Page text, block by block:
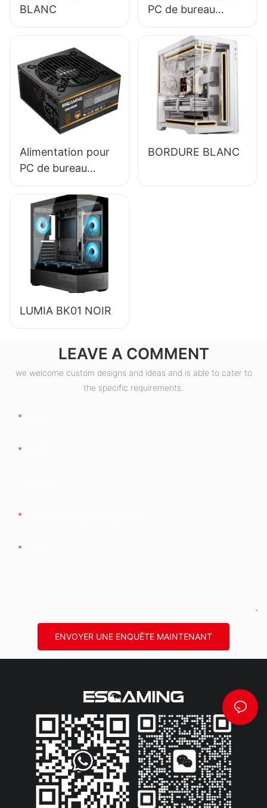
BLANC
PC de bureau
ESGAMING 650W,
module complet,
haute qualité,
rendement 85 %,
certification 80+
Bronze ESB650W
Alimentation pour
PC de bureau
ESGAMING 550W
haute qualité,
rendement 85%,
certification 80+
Bronze ESB550W
BORDURE BLANC
LUMIA BK01 NOIR
LEAVE A COMMENT
we welcome custom designs and ideas and is able to cater to
the specific requirements.
ENVOYER UNE ENQUÊTE MAINTENANT